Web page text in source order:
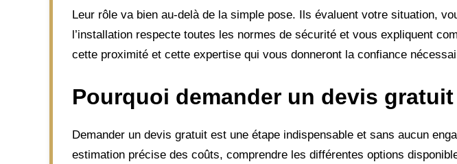
Leur rôle va bien au-delà de la simple pose. Ils évaluent votre situation,
l’installation respecte toutes les normes de sécurité et vous expliquent
cette proximité et cette expertise qui vous donneront la confiance
Pourquoi demander un devis gratuit
Demander un devis gratuit est une étape indispensable et sans aucun
estimation précise des coûts, comprendre les différentes options